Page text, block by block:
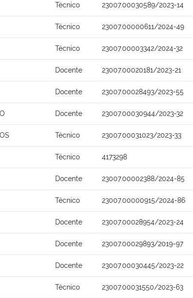
Técnico 23007.00030589/2023-14
Técnico 23007.00000611/2024-49
Técnico 23007.00003342/2024-32
Docente 23007.00020181/2023-21
Docente 23007.00028493/2023-55
Docente 23007.00030944/2023-32
Técnico 23007.00031023/2023-33
Técnico 4173298
Docente 23007.00002388/2024-85
Técnico 23007.00000915/2024-86
Docente 23007.00028954/2023-24
Docente 23007.00029893/2019-97
Docente 23007.00030445/2023-22
Técnico 23007.00031550/2023-63